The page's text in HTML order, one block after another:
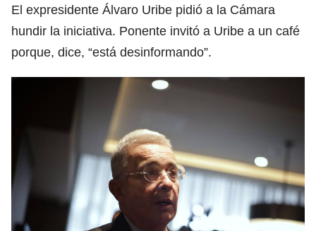
El expresidente Álvaro Uribe pidió a la Cámara
hundir la iniciativa. Ponente invitó a Uribe a un café
porque, dice, “está desinformando”.